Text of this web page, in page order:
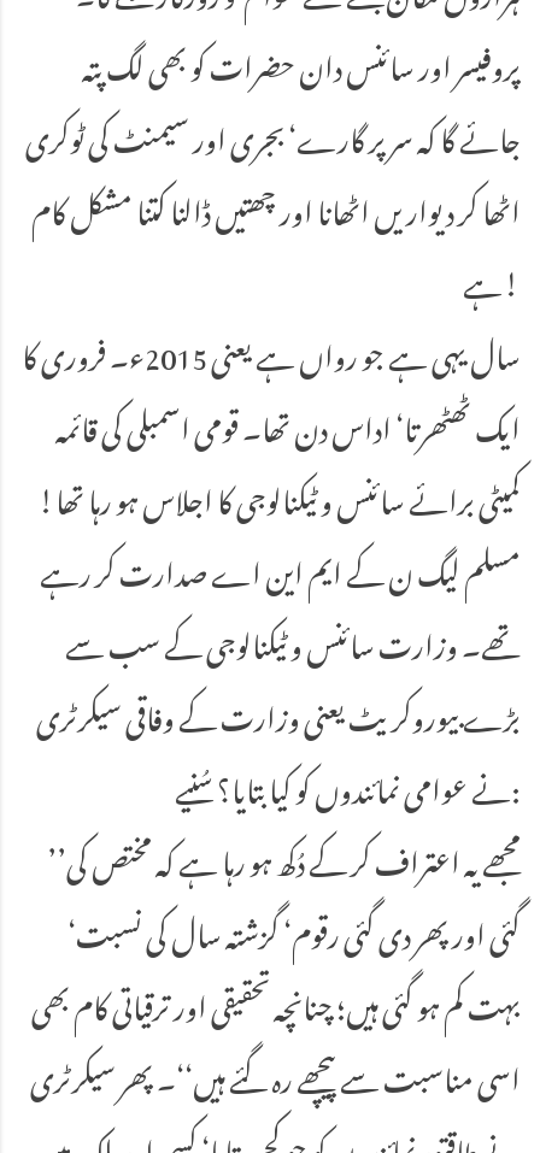
پروفیسر اور سائنس دان حضرات کو بھی لگ پتہ
جائے گا کہ سر پر گارے‘ بجری اور سیمنٹ کی ٹوکری
اٹھا کر دیواریں اٹھانا اور چھتیں ڈالنا کتنا مشکل کام
ہے!
سال یہی ہے جو رواں ہے یعنی 2015ء۔ فروری کا
ایک ٹھٹھرتا‘ اداس دن تھا۔ قومی اسمبلی کی قائمہ
کمیٹی برائے سائنس و ٹیکنالوجی کا اجلاس ہو رہا تھا!
مسلم لیگ ن کے ایم این اے صدارت کر رہے
تھے۔ وزارت سائنس و ٹیکنالوجی کے سب سے
بڑے بیوروکریٹ یعنی وزارت کے وفاقی سیکرٹری
نے عوامی نمائندوں کو کیا بتایا؟ سُنیے:
’’مجھے یہ اعتراف کر کے دُکھ ہو رہا ہے کہ مختص کی
گئی اور پھر دی گئی رقوم‘ گزشتہ سال کی نسبت‘
بہت کم ہو گئی ہیں؛ چنانچہ تحقیقی اور ترقیاتی کام بھی
اسی مناسبت سے پیچھے رہ گئے ہیں‘‘۔ پھر سیکرٹری